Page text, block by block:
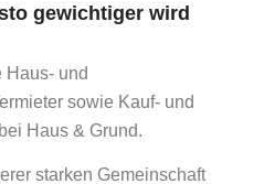
gewichtiger wird
Haus- und
sowie Kauf- und
Haus & Grund.
starken Gemeinschaft